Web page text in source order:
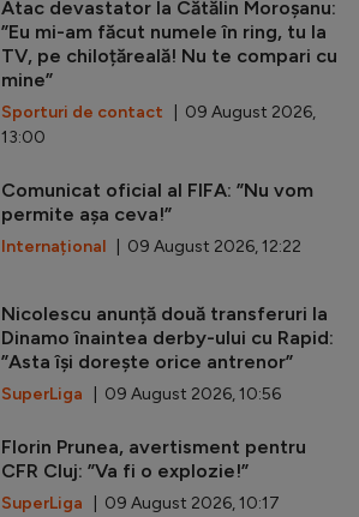
Atac devastator la Cătălin Moroșanu:
”Eu mi-am făcut numele în ring, tu la
TV, pe chiloțăreală! Nu te compari cu
mine”
Sporturi de contact | 09 August 2026,
13:00
Comunicat oficial al FIFA: ”Nu vom
permite așa ceva!”
Internațional | 09 August 2026, 12:22
Nicolescu anunță două transferuri la
Dinamo înaintea derby-ului cu Rapid:
”Asta își dorește orice antrenor”
SuperLiga | 09 August 2026, 10:56
Florin Prunea, avertisment pentru
CFR Cluj: ”Va fi o explozie!”
SuperLiga | 09 August 2026, 10:17